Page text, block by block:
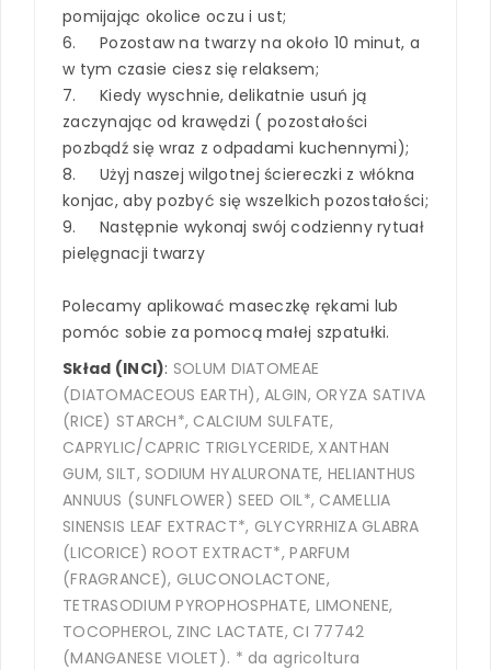
pomijając okolice oczu i ust;
6. Pozostaw na twarzy na około 10 minut, a
w tym czasie ciesz się relaksem;
7. Kiedy wyschnie, delikatnie usuń ją
zaczynając od krawędzi ( pozostałości
pozbądź się wraz z odpadami kuchennymi);
8. Użyj naszej wilgotnej ściereczki z włókna
konjac, aby pozbyć się wszelkich pozostałości;
9. Następnie wykonaj swój codzienny rytuał
pielęgnacji twarzy
Polecamy aplikować maseczkę rękami lub
pomóc sobie za pomocą małej szpatułki.
Skład (INCI): SOLUM DIATOMEAE
(DIATOMACEOUS EARTH), ALGIN, ORYZA SATIVA
(RICE) STARCH*, CALCIUM SULFATE,
CAPRYLIC/CAPRIC TRIGLYCERIDE, XANTHAN
GUM, SILT, SODIUM HYALURONATE, HELIANTHUS
ANNUUS (SUNFLOWER) SEED OIL*, CAMELLIA
SINENSIS LEAF EXTRACT*, GLYCYRRHIZA GLABRA
(LICORICE) ROOT EXTRACT*, PARFUM
(FRAGRANCE), GLUCONOLACTONE,
TETRASODIUM PYROPHOSPHATE, LIMONENE,
TOCOPHEROL, ZINC LACTATE, CI 77742
(MANGANESE VIOLET). * da agricoltura